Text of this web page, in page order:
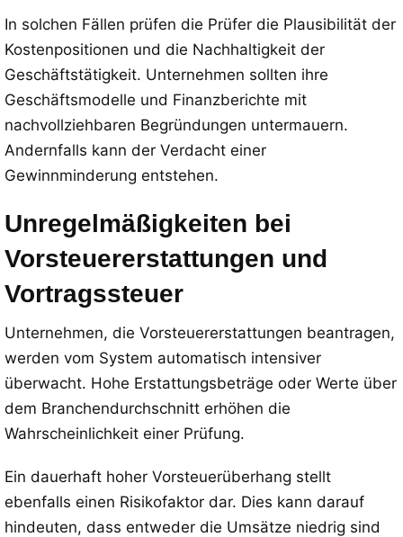
In solchen Fällen prüfen die Prüfer die Plausibilität der
Kostenpositionen und die Nachhaltigkeit der
Geschäftstätigkeit. Unternehmen sollten ihre
Geschäftsmodelle und Finanzberichte mit
nachvollziehbaren Begründungen untermauern.
Andernfalls kann der Verdacht einer
Gewinnminderung entstehen.
Unregelmäßigkeiten bei
Vorsteuererstattungen und
Vortragssteuer
Unternehmen, die Vorsteuererstattungen beantragen,
werden vom System automatisch intensiver
überwacht. Hohe Erstattungsbeträge oder Werte über
dem Branchendurchschnitt erhöhen die
Wahrscheinlichkeit einer Prüfung.
Ein dauerhaft hoher Vorsteuerüberhang stellt
ebenfalls einen Risikofaktor dar. Dies kann darauf
hindeuten, dass entweder die Umsätze niedrig sind